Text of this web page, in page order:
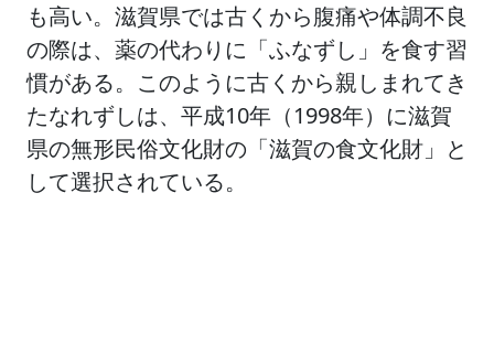
も高い。滋賀県では古くから腹痛や体調不良
の際は、薬の代わりに「ふなずし」を食す習
慣がある。このように古くから親しまれてき
たなれずしは、平成10年（1998年）に滋賀
県の無形民俗文化財の「滋賀の食文化財」と
して選択されている。